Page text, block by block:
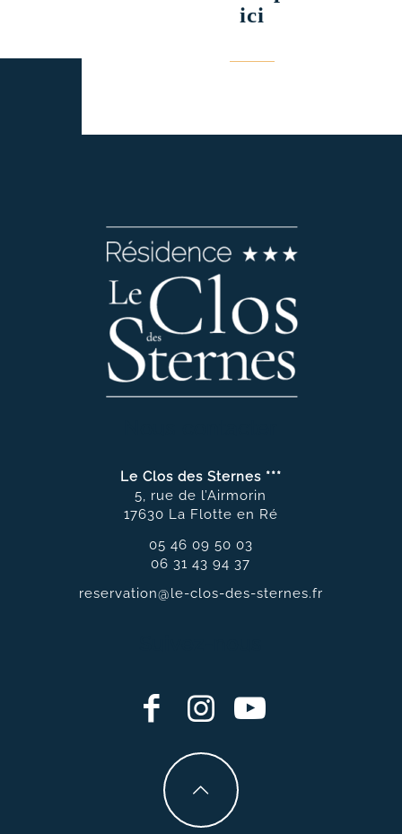
ici
Le Clos des Sternes ***
5, rue de l’Airmorin
17630 La Flotte en Ré
05 46 09 50 03
06 31 43 94 37
reservation@le-clos-des-sternes.fr